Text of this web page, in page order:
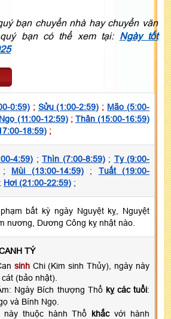
bạn chuyển nhà hay chuyển văn
bạn có thể xem tại: Ngày tốt
0:59); Sửu (1:00-2:59) ; Mão (5:00-
Ngọ (11:00-12:59); Thân (15:00-16:59)
18:59) ;
4:59) ;Thìn (7:00-8:59); Tỵ (9:00-
; Mùi (13:00-14:59); Tuất (19:00-
; Hợi (21:00-22:59) ;
bất kỳ ngày Nguyệt kỵ, Nguyệt
nương, Dương Công kỵ nhật nào.
TÝ
sinhChi (Kim sinh Thủy), ngày này
(bảo nhật).
Ngày Bích thượng Thổ kỵ các tuổi:
và Bính Ngọ.
này thuộc hành Thổ khắcvới hành